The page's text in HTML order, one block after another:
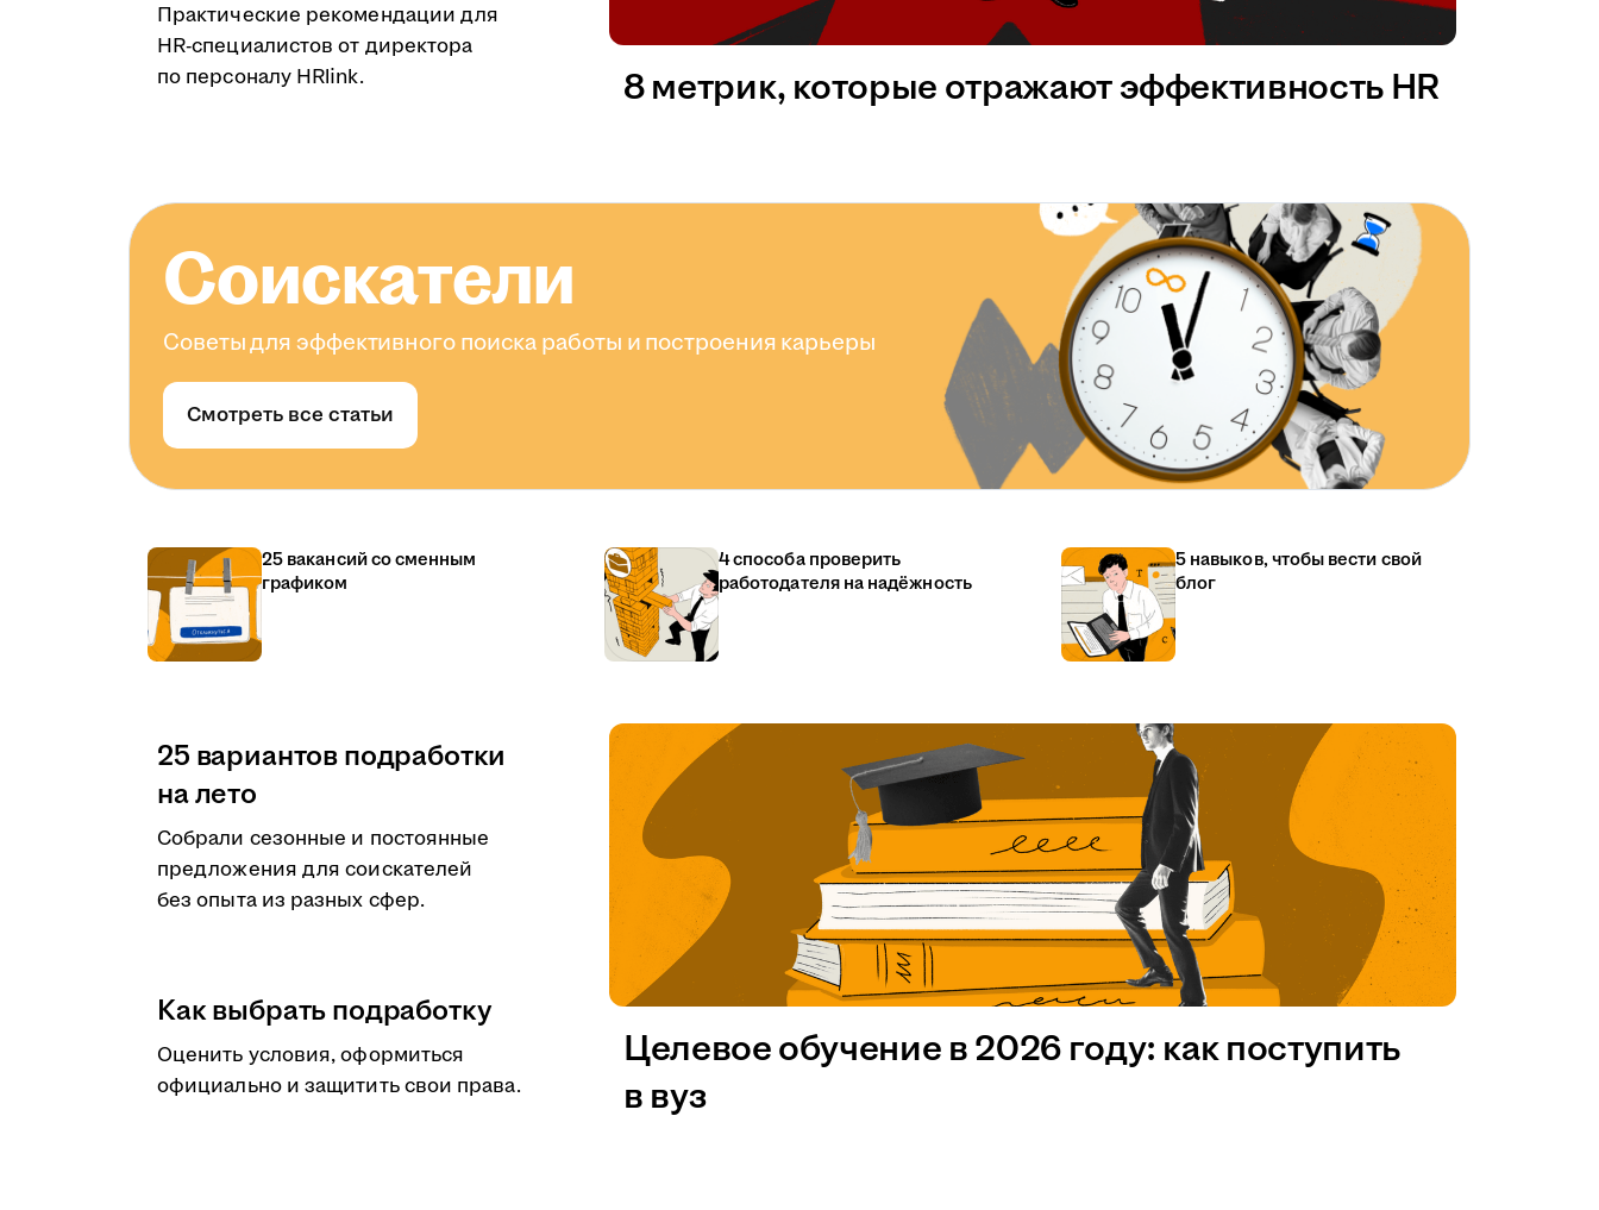
Практические рекомендации для
HR-специалистов от директора
по персоналу HRlink.
8 метрик, которые отражают эффективность HR
Соискатели
Советы для эффективного поиска работы и построения карьеры
Смотреть все статьи
25 вакансий со сменным
графиком
4 способа проверить
работодателя на надёжность
5 навыков, чтобы вести свой
блог
25 вариантов подработки
на лето
Собрали сезонные и постоянные
предложения для соискателей
без опыта из разных сфер.
Как выбрать подработку
Оценить условия, оформиться
официально и защитить свои права.
Целевое обучение в 2026 году: как поступить
в вуз